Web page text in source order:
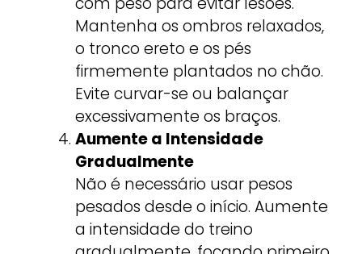
Mantenha os ombros relaxados,
o tronco ereto e os pés
firmemente plantados no chão.
Evite curvar-se ou balançar
excessivamente os braços.
Aumente a Intensidade
Gradualmente
Não é necessário usar pesos
pesados desde o início. Aumente
a intensidade do treino